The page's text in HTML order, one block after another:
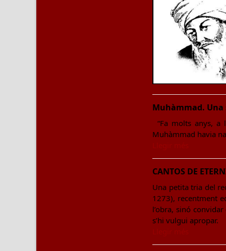
Muhàmmad.
“Fa molts anys, a
Muhàmmad havia
CANTOS DE
Una petita tria del
1273), recentment
l’obra, sinó
s’hi vulgui apropar.